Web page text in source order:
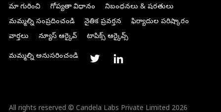
మా గురించి గోప్యతా విధానం
నిబంధనలు & షరతులు
మమ్మల్ని సంప్రదించండి
నైతిక ప్రవర్తన
ఫిర్యాదుల పరిష్కారం
వార్తలు
న్యూస్ ఆర్కైవ్ టాపిక్స్ ఆర్కైవ్స్
మమ్మల్ని అనుసరించండి
All rights reserved © Candela Labs Private Limited 2026